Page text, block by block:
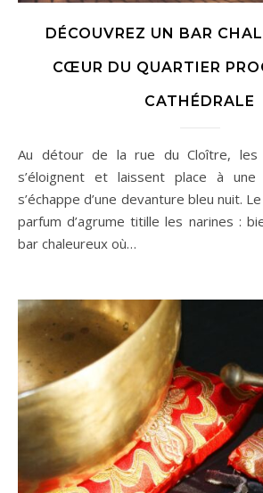
DÉCOUVREZ UN BAR
CŒUR DU QUARTIER
CATHÉDRALE
Au détour de la rue du Cloître, les cloches gothiques
s’éloignent et laissent place à
s’échappe d’une devanture bleu nuit.
parfum d’agrume titille les narines :
bar chaleureux où…